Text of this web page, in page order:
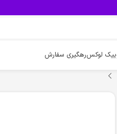
لوکسرهگیری سفارش